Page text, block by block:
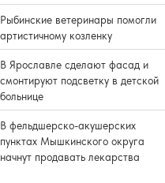
Рыбинские ветеринары помогли
артистичному козленку
В Ярославле сделают фасад и
смонтируют подсветку в детской
больнице
В фельдшерско-акушерских
пунктах Мышкинского округа
начнут продавать лекарства